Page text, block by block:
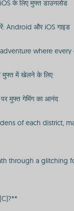
के लिए मुफ्त डाउनलोड
Android और iOS गाइड
where every
मुफ्त में खेलने के लिए
मुफ्त गेमिंग का आनंद
of each district,
through a glitching